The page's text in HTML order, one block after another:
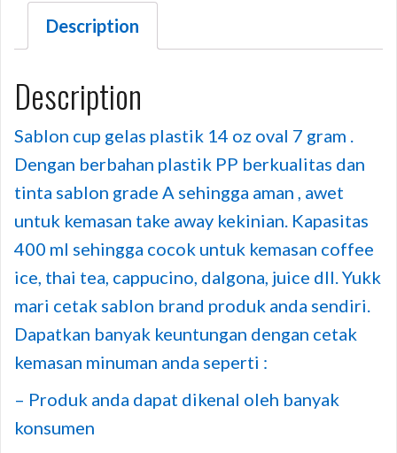
Description
Description
Sablon cup gelas plastik 14 oz oval 7 gram .
Dengan berbahan plastik PP berkualitas dan
tinta sablon grade A sehingga aman , awet
untuk kemasan take away kekinian. Kapasitas
400 ml sehingga cocok untuk kemasan coffee
ice, thai tea, cappucino, dalgona, juice dll. Yukk
mari cetak sablon brand produk anda sendiri.
Dapatkan banyak keuntungan dengan cetak
kemasan minuman anda seperti :
– Produk anda dapat dikenal oleh banyak
konsumen